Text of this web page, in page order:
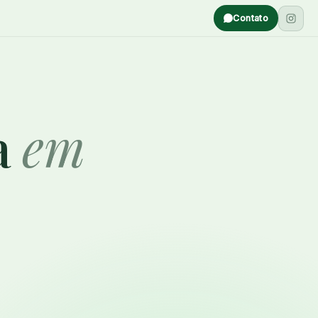
Contato
em